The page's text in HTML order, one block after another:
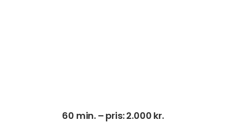
60 min. – pris: 2.000 kr.